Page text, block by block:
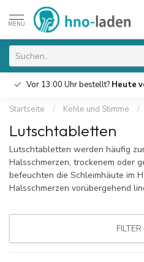
MENU
Vor 13:00 Uhr bestellt? Heute
Startseite / Kehle und Stimme /
Lutschtabletten
Lutschtabletten werden häufig
Halsschmerzen, trockenem oder
befeuchten die Schleimhäute im
Halsschmerzen vorübergehend
FILTER